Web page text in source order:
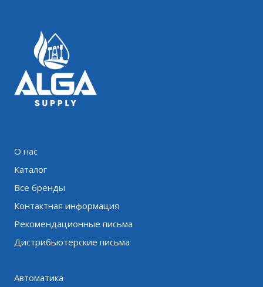
О нас
Каталог
Все бренды
Контактная информация
Рекомендационные письма
Дистрибьютерские письма
Автоматика